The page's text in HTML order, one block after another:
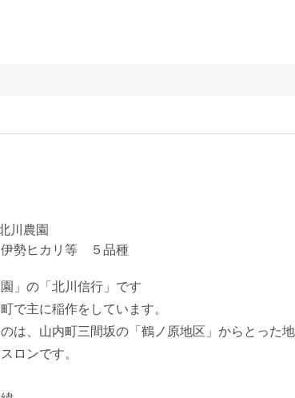
川農園
勢ヒカリ等 ５品種
」の「北川信行」です
で主に稲作をしています。
のは、山内町三間坂の「鶴ノ原地区」からとった
ロンです。